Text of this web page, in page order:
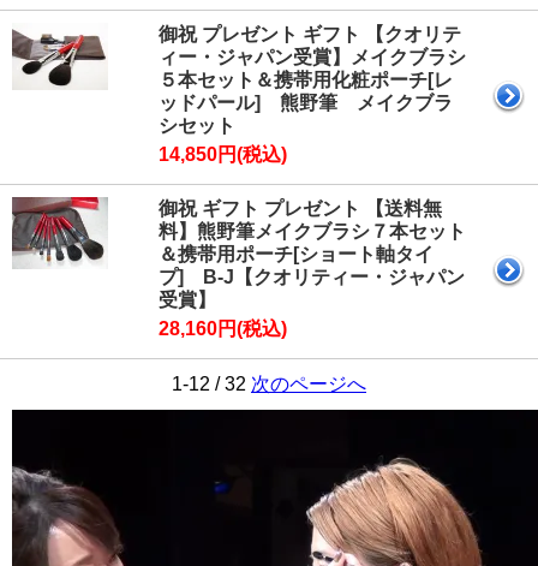
御祝 プレゼント ギフト 【クオリテ
ィー・ジャパン受賞】メイクブラシ
５本セット＆携帯用化粧ポーチ[レ
ッドパール] 熊野筆 メイクブラ
シセット
14,850円(税込)
御祝 ギフト プレゼント 【送料無
料】熊野筆メイクブラシ７本セット
＆携帯用ポーチ[ショート軸タイ
プ] B-J【クオリティー・ジャパン
受賞】
28,160円(税込)
1-12 / 32 次のページへ